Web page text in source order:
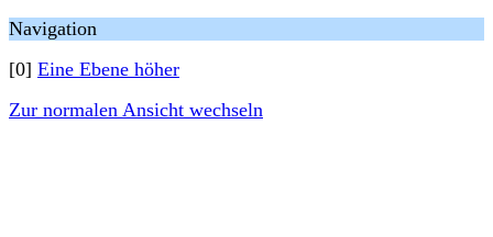
Navigation
[0] Eine Ebene höher
Zur normalen Ansicht wechseln